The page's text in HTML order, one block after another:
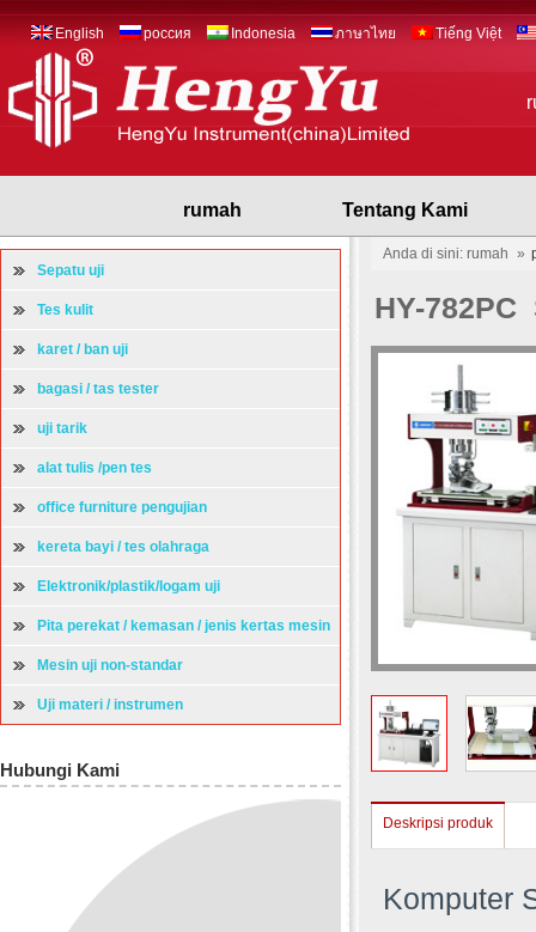
Tiếng Việt
ภาษาไทย
Indonesia
россия
English
rumah Tentang Kami
Sepatu uji
Tes kulit
karet / ban uji
bagasi / tas tester
uji tarik
alat tulis /pen tes
office furniture pengujian
kereta bayi / tes olahraga
Elektronik/plastik/logam uji
Pita perekat / kemasan / jenis kertas mesin
uji Mesin uji non-standar
Uji materi / instrumen
Hubungi Kami
Anda di sini: rumah »
HY-
Deskripsi produk
Komputer